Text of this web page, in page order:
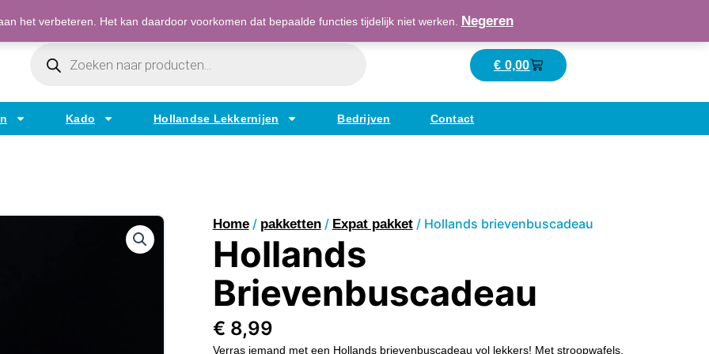
het verbeteren. Het kan daardoor voorkomen dat bepaalde functies tijdelijk niet werken. Negeren
Bestellen op factuur mogelijk voor bedrijven
Maatschappelijk verantwoord ondernemend
Producten
€ 0,00Winkelwagen
Kado Hollandse Lekkernijen Bedrijven Contact
Home/ pakketten/ Expat pakket/ Hollands brievenbuscadeau
Hollands
Brievenbuscadeau
€ 8,99
Verras iemand met een Hollands brievenbuscadeau vol lekkers! Met stroopwafels,